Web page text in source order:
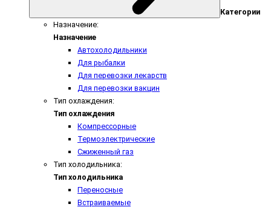
Категории
Назначение:
Назначение
Автохолодильники
Для рыбалки
Для перевозки лекарств
Для перевозки вакцин
Тип охлаждения:
Тип охлаждения
Компрессорные
Термоэлектрические
Сжиженный газ
Тип холодильника:
Тип холодильника
Переносные
Встраиваемые